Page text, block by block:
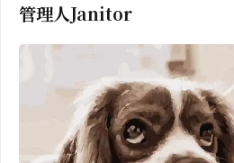
管理人Janitor